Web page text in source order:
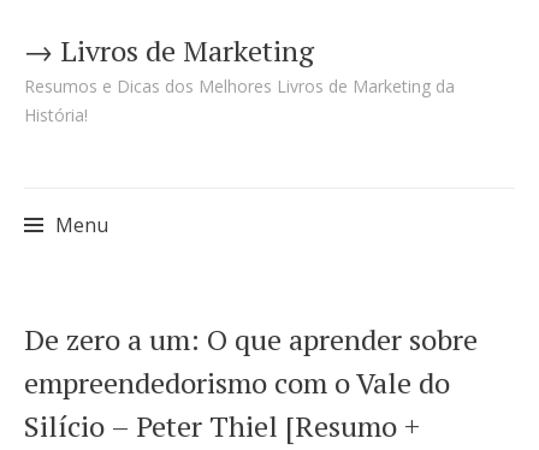
→ Livros de Marketing
Resumos e Dicas dos Melhores Livros de Marketing da
História!
Menu
para
o
conteúdo
De zero a um: O que aprender sobre
empreendedorismo com o Vale do
Silício – Peter Thiel [Resumo +